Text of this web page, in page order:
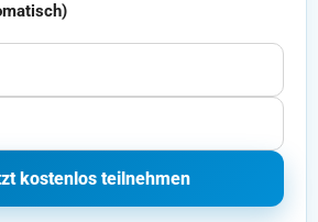
kostenlos teilnehmen